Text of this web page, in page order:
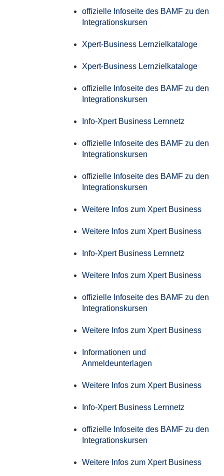
offizielle Infoseite des BAMF zu den
Integrationskursen
Xpert-Business Lernzielkataloge
Xpert-Business Lernzielkataloge
offizielle Infoseite des BAMF zu den
Integrationskursen
Info-Xpert Business Lernnetz
offizielle Infoseite des BAMF zu den
Integrationskursen
offizielle Infoseite des BAMF zu den
Integrationskursen
Weitere Infos zum Xpert Business
Weitere Infos zum Xpert Business
Info-Xpert Business Lernnetz
Weitere Infos zum Xpert Business
offizielle Infoseite des BAMF zu den
Integrationskursen
Weitere Infos zum Xpert Business
Informationen und
Anmeldeunterlagen
Weitere Infos zum Xpert Business
Info-Xpert Business Lernnetz
offizielle Infoseite des BAMF zu den
Integrationskursen
Weitere Infos zum Xpert Business